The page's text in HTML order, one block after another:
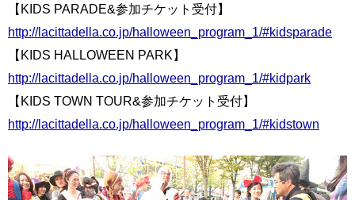
【KIDS PARADE&参加チケット受付】
http://lacittadella.co.jp/halloween_program_1/#kidsparade
【KIDS HALLOWEEN PARK】
http://lacittadella.co.jp/halloween_program_1/#kidpark
【KIDS TOWN TOUR&参加チケット受付】
http://lacittadella.co.jp/halloween_program_1/#kidstown